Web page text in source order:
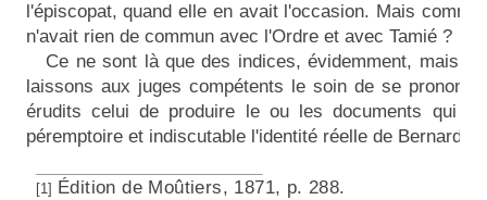
l'épiscopat, quand elle en avait l'occasion. Mais
n'avait rien de commun avec l'Ordre et avec Tamié ?
Ce ne sont là que des indices, évidemment, mais
laissons aux juges compétents le soin de se
érudits celui de produire le ou les documents qui
péremptoire et indiscutable l'identité réelle de Bernard
[1] Édition de Moûtiers, 1871, p. 288.